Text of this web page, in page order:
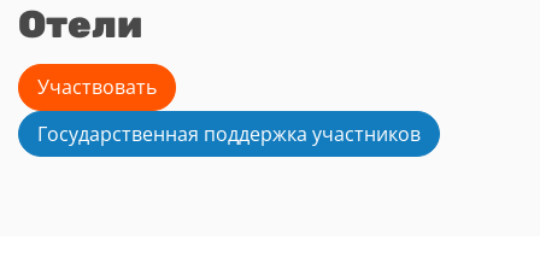
Отели
Участвовать
Государственная поддержка участников